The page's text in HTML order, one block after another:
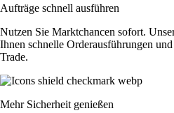
Aufträge schnell ausführen
Nutzen Sie Marktchancen sofort.
Ihnen schnelle Orderausführungen
Trade.
Mehr Sicherheit genießen